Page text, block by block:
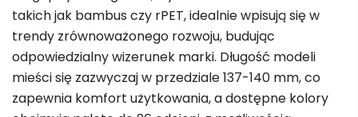
takich jak bambus czy rPET, idealnie wpisują się w
trendy zrównoważonego rozwoju, budując
odpowiedzialny wizerunek marki. Długość modeli
mieści się zazwyczaj w przedziale 137-140 mm, co
zapewnia komfort użytkowania, a dostępne kolory